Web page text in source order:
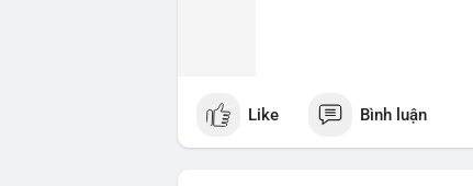
Like Bình luận